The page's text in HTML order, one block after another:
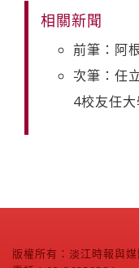
相關新聞
前筆：阿
次筆：任
4校友任
版權所有：淡江時報與